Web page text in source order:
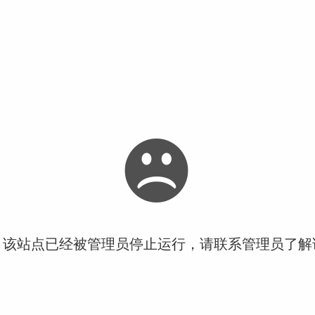
站点已经被管理员停止运行，请联系管理员了